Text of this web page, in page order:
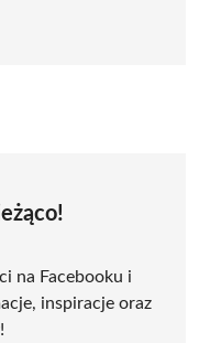
na Facebooku i
inspiracje oraz